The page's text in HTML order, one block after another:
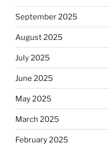
September 2025
August 2025
July 2025
June 2025
May 2025
March 2025
February 2025